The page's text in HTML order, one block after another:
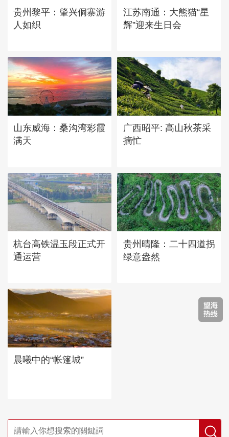
贵州黎平：肇兴侗寨游
人如织
江苏南通：大熊猫“星
辉”迎来生日会
山东威海：桑沟湾彩霞
满天
广西昭平: 高山秋茶采
摘忙
杭台高铁温玉段正式开
通运营
贵州晴隆：二十四道拐
绿意盎然
晨曦中的“帐篷城”